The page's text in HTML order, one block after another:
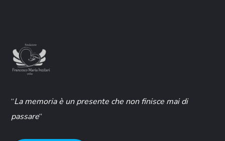
“La memoria è un presente che non finisce mai di
passare“